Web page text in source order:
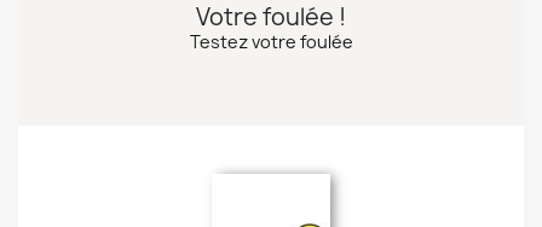
Votre foulée !
Testez votre foulée